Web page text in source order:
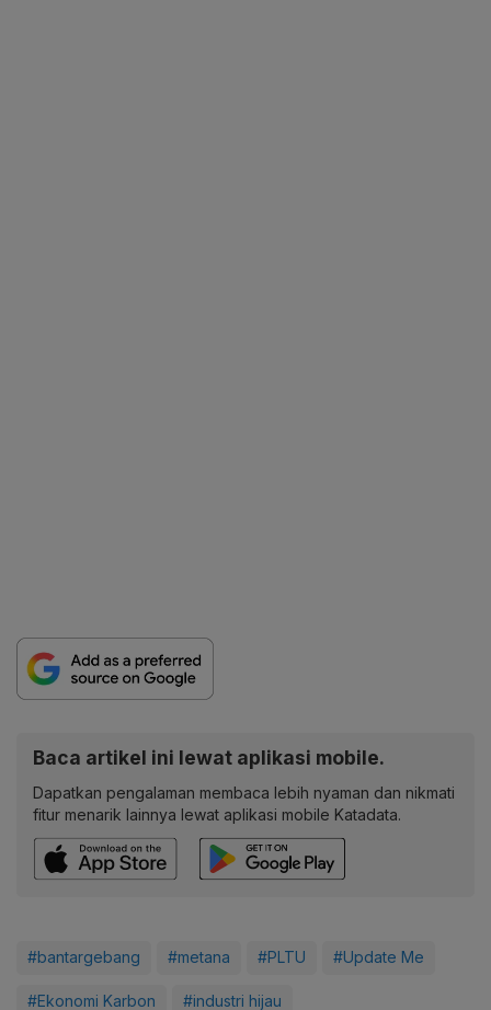
Baca artikel ini lewat aplikasi mobile.
Dapatkan pengalaman membaca lebih nyaman dan nikmati
fitur menarik lainnya lewat aplikasi mobile Katadata.
#bantargebang #metana #PLTU #Update Me
#Ekonomi Karbon #industri hijau